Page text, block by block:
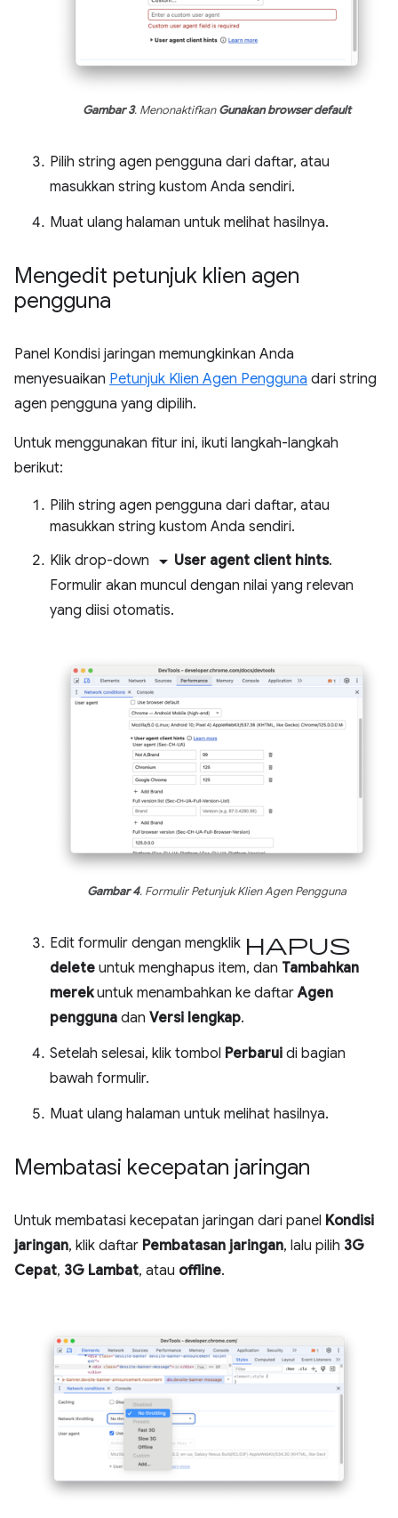
Gambar 3. MenonaktifkanGunakan browser default
Pilih string agen pengguna dari daftar, atau
masukkan string kustom Anda sendiri.
Muat ulang halaman untuk melihat hasilnya.
Mengedit petunjuk klien agen
pengguna
Panel Kondisi jaringan memungkinkan Anda
menyesuaikan Petunjuk Klien Agen Pengguna dari string
agen pengguna yang dipilih.
Untuk menggunakan fitur ini, ikuti langkah-langkah
berikut:
Pilih string agen pengguna dari daftar, atau
masukkan string kustom Anda sendiri.
Klik drop-down arrow_drop_down User agent client hints.
Formulir akan muncul dengan nilai yang relevan
yang diisi otomatis.
Gambar 4. Formulir Petunjuk Klien Agen Pengguna
Edit formulir dengan mengklik hapus
delete untuk menghapus item, dan Tambahkan
merekuntuk menambahkan ke daftarAgen
pengguna dan Versi lengkap.
Setelah selesai, klik tombol Perbarui di bagian
bawah formulir.
Muat ulang halaman untuk melihat hasilnya.
Membatasi kecepatan jaringan
Untuk membatasi kecepatan jaringan dari panel Kondisi
jaringan, klik daftar Pembatasan jaringan, lalu pilih 3G
Cepat, 3G Lambat, atau offline.